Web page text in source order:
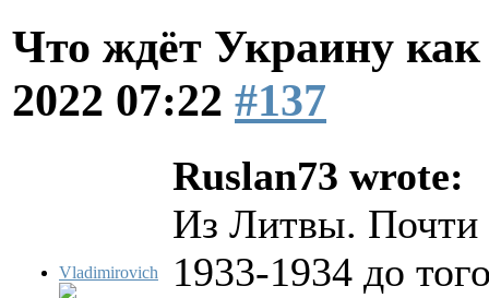
Что ждёт Украину как
2022 07:22 #137
Vladimirovich
Ruslan73 wrote:
Из Литвы. Почти
1933-1934 до